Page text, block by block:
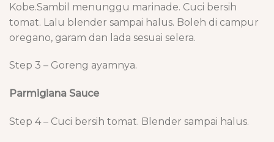
Kobe.Sambil menunggu marinade. Cuci bersih
tomat. Lalu blender sampai halus. Boleh di campur
oregano, garam dan lada sesuai selera.
Step 3 – Goreng ayamnya.
Parmigiana Sauce
Step 4 – Cuci bersih tomat. Blender sampai halus.